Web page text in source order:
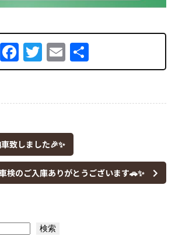
Facebook
Twitter
Email
有
致しました🎉✨
検のご入庫ありがとうございます🚗✨
検索